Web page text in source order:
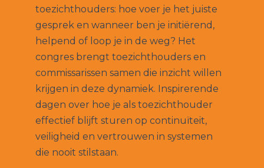
toezichthouders: hoe voer je het juiste
gesprek en wanneer ben je initiërend,
helpend of loop je in de weg? Het
congres brengt toezichthouders en
commissarissen samen die inzicht willen
krijgen in deze dynamiek. Inspirerende
dagen over hoe je als toezichthouder
effectief blijft sturen op continuïteit,
veiligheid en vertrouwen in systemen
die nooit stilstaan.